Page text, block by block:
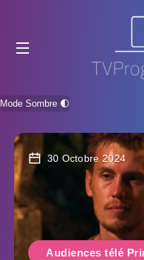
Mode Sombre 🌓
30 Octobre 2024
Audiences télé